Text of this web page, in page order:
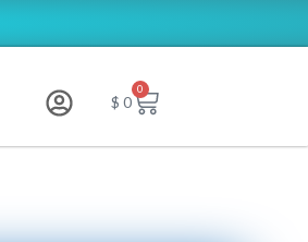
$ 0
0
Carrito